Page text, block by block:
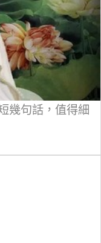
幾句話，值得細